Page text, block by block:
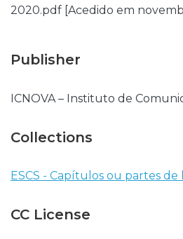
2020.pdf [Acedido em
Publisher
ICNOVA – Instituto de
Collections
ESCS - Capítulos ou partes de
CC License